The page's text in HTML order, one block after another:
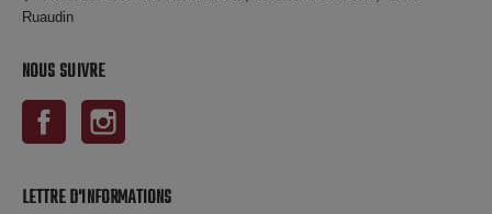
Ruaudin
NOUS SUIVRE
Facebook
LETTRE D'INFORMATIONS